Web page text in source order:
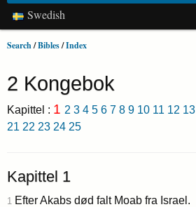
Swedish
Search/Bibles/Index
2 Kongebok
Kapittel : 1 2 3 4 5 6 7 8 9 10 11 12 13
21 22 23 24 25
Kapittel 1
1 Efter Akabs død falt Moab fra Israel.